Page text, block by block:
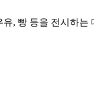
, 빵 등을 전시하는